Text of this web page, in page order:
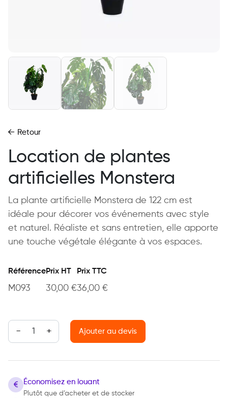
Retour
Location de plantes
artificielles Monstera
La plante artificielle Monstera de 122 cm est
idéale pour décorer vos événements avec style
et naturel. Réaliste et sans entretien, elle apporte
une touche végétale élégante à vos espaces.
Référence
M093
Prix HT
30,00 €
Prix TTC
36,00 €
quantité de Plante artificielle Monstera
Ajouter au devis
Économisez en louant
Plutôt que d’acheter et de stocker